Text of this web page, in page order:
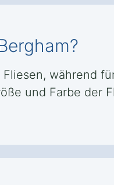
während
und Farbe der